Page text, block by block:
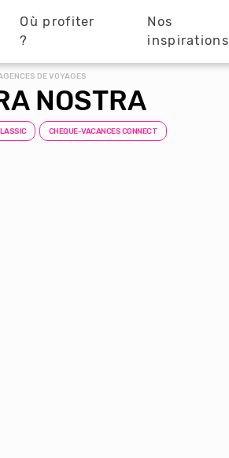
Où profiter
?
Nos
inspirations
DE VOYAGES
NOSTRA
CHEQUE-VACANCES CONNECT